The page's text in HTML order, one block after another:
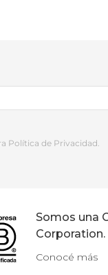
Política de Privacidad.
Somos una
Corporation.
Conocé más